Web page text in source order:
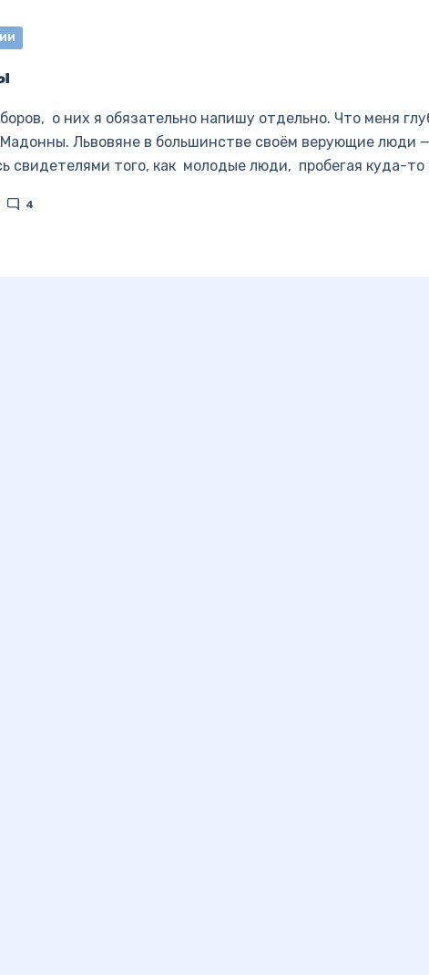
о них я обязательно напишу отдельно. Что меня
Львовяне в большинстве своём верующие люди
свидетелями того, как молодые люди, пробегая куда-то
4